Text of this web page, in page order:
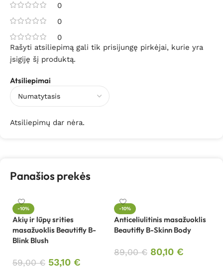
0
0
0
Atsiliepimai
Atsiliepimų dar nėra.
Rašyti atsiliepimą gali tik prisijungę pirkėjai, kurie yra
įsigiję šį produktą.
Panašios prekės
-10%
Akių ir lūpų srities
masažuoklis Beautifly B-
Blink Blush
59,00€ 53,10 €
-10%
Anticeliulitinis masažuoklis
Beautifly B-Skinn Body
89,00€ 80,10 €